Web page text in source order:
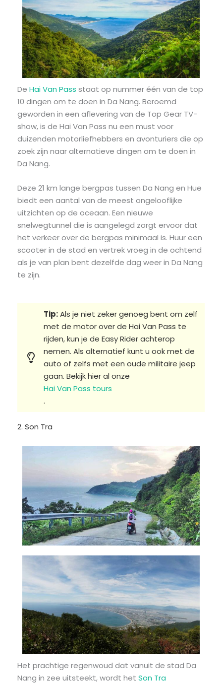
De Hai Van Pass staat op nummer één van de top
10 dingen om te doen in Da Nang. Beroemd
geworden in een aflevering van de Top Gear TV-
show, is de Hai Van Pass nu een must voor
duizenden motorliefhebbers en avonturiers die op
zoek zijn naar alternatieve dingen om te doen in
Da Nang.
Deze 21 km lange bergpas tussen Da Nang en Hue
biedt een aantal van de meest ongelooflijke
uitzichten op de oceaan. Een nieuwe
snelwegtunnel die is aangelegd zorgt ervoor dat
het verkeer over de bergpas minimaal is. Huur een
scooter in de stad en vertrek vroeg in de ochtend
als je van plan bent dezelfde dag weer in Da Nang
te zijn.
Tip:Als je niet zeker genoeg bent om zelf
met de motor over de Hai Van Pass te
rijden, kun je de Easy Rider achterop
nemen. Als alternatief kunt u ook met de
auto of zelfs met een oude militaire jeep
gaan. Bekijk hier al onze
Hai Van Pass tours
.
2. Son Tra
Het prachtige regenwoud dat vanuit de stad Da
Nang in zee uitsteekt, wordt het Son Tra